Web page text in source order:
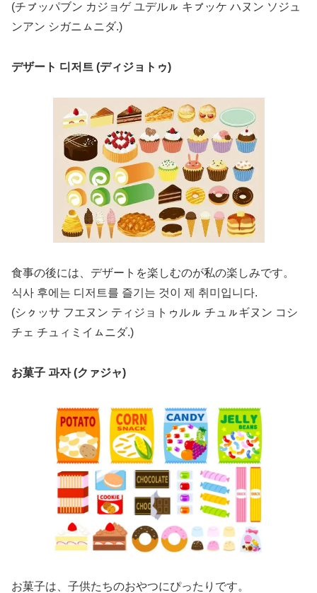
(チㇷ゚ッパブン カジョゲ ユデルㇽ キㇷ゚ッケ ハヌン ソジュ
ンアン シガニㇺニダ.)
デザート 디저트 (ディジョトゥ)
食事の後には、デザートを楽しむのが私の楽しみです。
식사 후에는 디저트를 즐기는 것이 제 취미입니다.
(シㇰッサ フエヌン ティジョトゥルㇽ チュㇽギヌン コシ
チェ チュィミイㇺニダ.)
お菓子 과자 (クァジャ)
お菓子は、子供たちのおやつにぴったりです。